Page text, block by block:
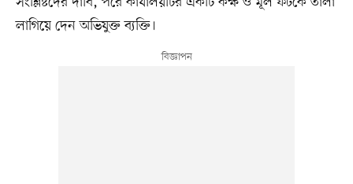
লাগিয়ে দেন অভিযুক্ত ব্যক্তি।